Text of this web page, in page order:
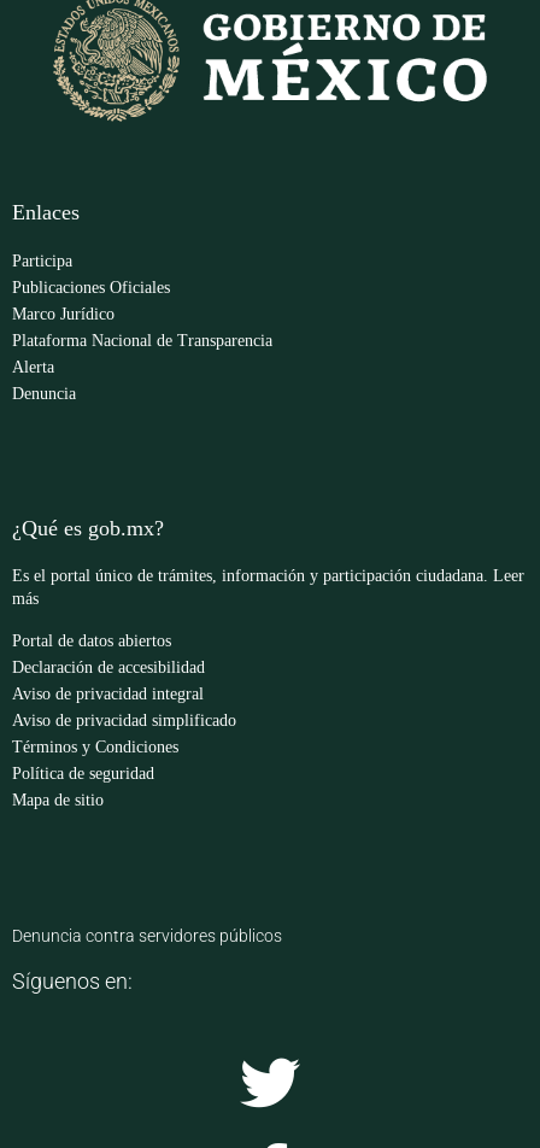
Enlaces
Participa
Publicaciones Oficiales
Marco Jurídico
Plataforma Nacional de Transparencia
Alerta
Denuncia
¿Qué es gob.mx?
Es el portal único de trámites, información y participación ciudadana. Leer
más
Portal de datos abiertos
Declaración de accesibilidad
Aviso de privacidad integral
Aviso de privacidad simplificado
Términos y Condiciones
Política de seguridad
Mapa de sitio
Denuncia contra servidores públicos
Síguenos en: